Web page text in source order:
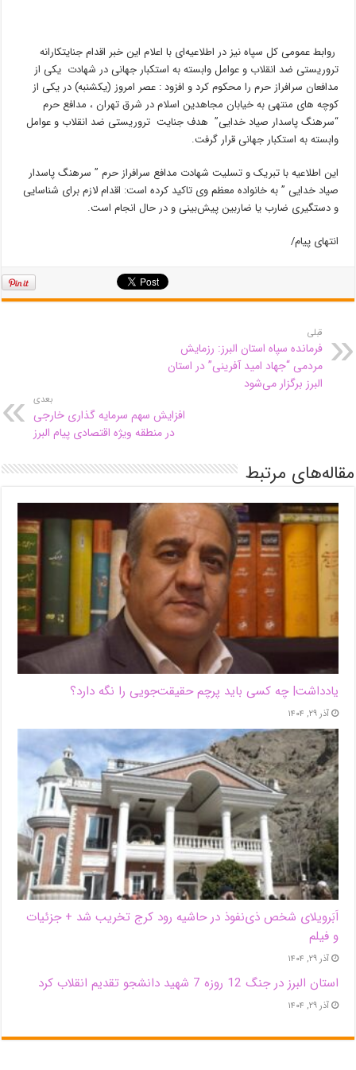
روابط عمومی کل سپاه نیز در اطلاعیه‌ای با اعلام این خبر اقدام جنایتکارانه
تروریستی ضد انقلاب و عوامل وابسته به استکبار جهانی در شهادت یکی از
مدافعان سرافراز حرم را محکوم کرد و افزود : عصر امروز (یکشنبه) در یکی از
کوچه های منتهی به خیابان مجاهدین اسلام در شرق تهران ، مدافع حرم
“سرهنگ پاسدار صیاد خدایی” هدف جنایت تروریستی ضد انقلاب و عوامل
وابسته به استکبار جهانی قرار گرفت.
این اطلاعیه با تبریک و تسلیت شهادت مدافع سرافراز حرم ” سرهنگ پاسدار
صیاد خدایی ” به خانواده معظم وی تاکید کرده است: اقدام لازم برای شناسایی
و دستگیری ضارب یا ضاربین پیش‌بینی و در حال انجام است.
انتهای پیام/
قبلی
فرمانده سپاه استان البرز: رزمایش
مردمی “جهاد امید آفرینی” در استان
البرز برگزار می‌شود
بعدی
افزایش سهم سرمایه گذاری خارجی
در منطقه ویژه اقتصادی پیام البرز
مقاله‌های مرتبط
یادداشت| ‌چه کسی باید پرچم حقیقت‌جویی را نگه دارد؟
آذر ۲۹, ۱۴۰۴
اَبَر‌ویلای شخص ذی‌نفوذ در حاشیه‌ رود کرج تخریب شد + جزئیات
و فیلم
آذر ۲۹, ۱۴۰۴
استان البرز در جنگ 12 روزه 7 شهید دانشجو تقدیم انقلاب کرد
آذر ۲۹, ۱۴۰۴